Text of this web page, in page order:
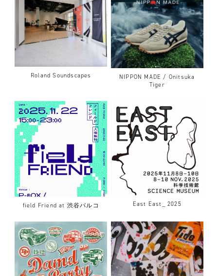
Roland Soundscapes
NIPPON MADE / Onitsuka
Tiger
field Friend at 渋谷パルコ East East_ 2025